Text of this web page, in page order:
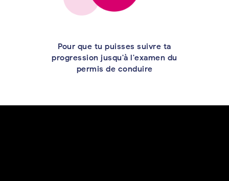
Pour que tu puisses suivre ta
progression jusqu'à l'examen du
permis de conduire